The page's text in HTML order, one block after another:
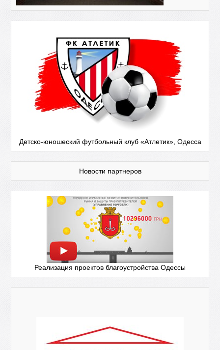
Детско-юношеский футбольный клуб «Атлетик», Одесса
Новости партнеров
Реализация проектов благоустройства Одессы